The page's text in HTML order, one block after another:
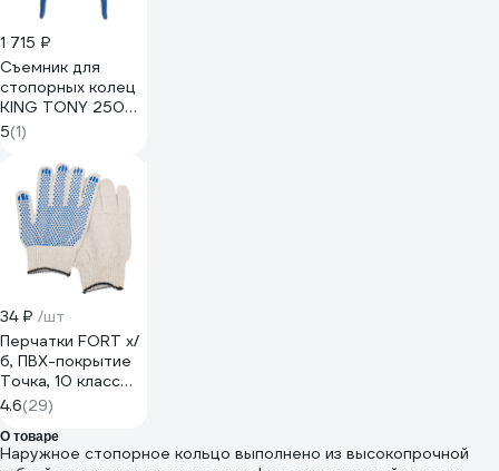
1 715 ₽
Съемник для
стопорных колец
KING TONY 250
мм прямые,
разжатие 68SS-10
5(1)
34 ₽ /шт
Перчатки FORT х/
б, ПВХ-покрытие
Точка, 10 класс
00501464798
4.6(29)
О товаре
Наружное стопорное кольцо выполнено из высокопрочной